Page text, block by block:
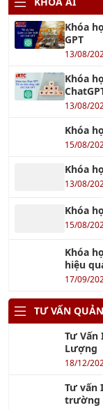
Khóa
GPT
13/08/
Khóa
13/08/
Khóa
15/08/
Khóa
13/08/
Khóa
15/08/
Khóa
hiệu
17/09/
TƯ VẤN
Tư Vấn
Lượng
18/12/
Tư vấn
trường